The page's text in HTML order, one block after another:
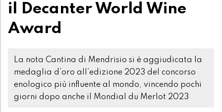
il Decanter World Wine
Award
La nota Cantina di Mendrisio si è aggiudicata la
medaglia d’oro all’edizione 2023 del concorso
enologico più influente al mondo, vincendo pochi
giorni dopo anche il Mondial du Merlot 2023